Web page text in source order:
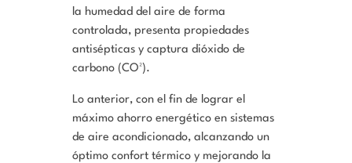
la humedad del aire de forma
controlada, presenta propiedades
antisépticas y captura dióxido de
carbono (CO²).
Lo anterior, con el fin de lograr el
máximo ahorro energético en sistemas
de aire acondicionado, alcanzando un
óptimo confort térmico y mejorando la